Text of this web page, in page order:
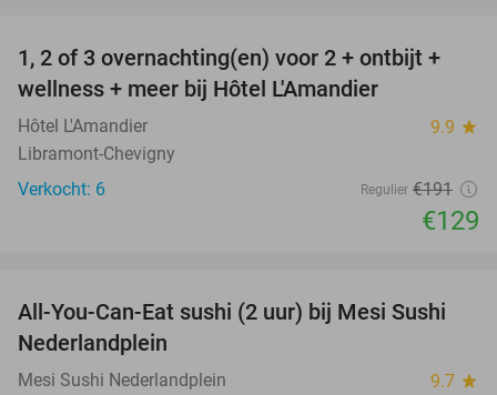
32%
TODAY
1, 2 of 3 overnachting(en) voor 2 + ontbijt +
wellness + meer bij Hôtel L'Amandier
Hôtel L'Amandier 9.9 star
Libramont-Chevigny
Verkocht: 6
Regulier €191
€129
21%
All-You-Can-Eat sushi (2 uur) bij Mesi Sushi
Nederlandplein
Mesi Sushi Nederlandplein 9.7 star